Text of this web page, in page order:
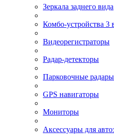
Зеркала заднего вида
Комбо-устройства 3
Видеорегистраторы
Радар-детекторы
Парковочные
GPS навигаторы
Мониторы
Аксессуары для